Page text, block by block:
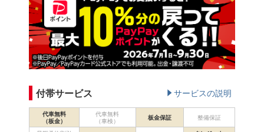
付帯サービス サービスの説明
代車無料
（板金）
代車無料
（車検）
板金保証 整備保証